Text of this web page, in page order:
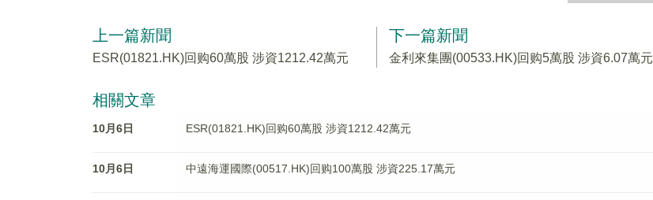
上一篇新聞
ESR(01821.HK)回购60萬股 涉資1212.42萬元
下一篇新聞
金利來集團(00533.HK)回购5萬股 涉資6.07萬元
相關文章
10月6日 ESR(01821.HK)回购60萬股 涉資1212.42萬元
10月6日 中遠海運國際(00517.HK)回购100萬股 涉資225.17萬元